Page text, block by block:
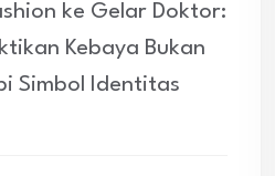
ke Gelar Doktor:
Kebaya Bukan
Simbol Identitas